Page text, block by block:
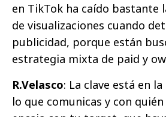
en TikTok ha caído bastante
de visualizaciones cuando
publicidad, porque están
estrategia mixta de paid y
R.Velasco: La clave está en
lo que comunicas y con